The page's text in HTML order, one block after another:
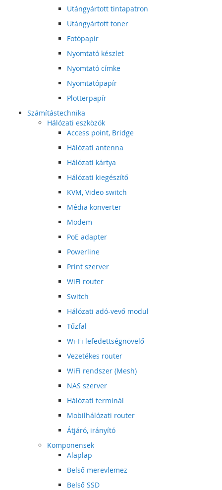
Utángyártott tintapatron
Utángyártott toner
Fotópapír
Nyomtató készlet
Nyomtató címke
Nyomtatópapír
Plotterpapír
Számítástechnika
Hálózati eszközök
Access point, Bridge
Hálózati antenna
Hálózati kártya
Hálózati kiegészítő
KVM, Video switch
Média konverter
Modem
PoE adapter
Powerline
Print szerver
WiFi router
Switch
Hálózati adó-vevő modul
Tűzfal
Wi-Fi lefedettségnövelő
Vezetékes router
WiFi rendszer (Mesh)
NAS szerver
Hálózati terminál
Mobilhálózati router
Átjáró, irányító
Komponensek
Alaplap
Belső merevlemez
Belső SSD